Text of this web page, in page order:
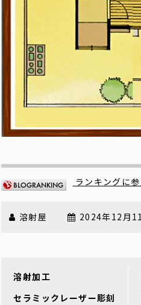
ランキングに
溶射屋 2024年12月
溶射加工
セラミックレーザー彫刻